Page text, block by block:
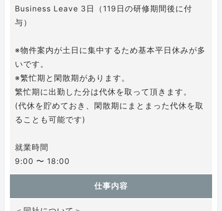
Business Leave 3日（119日の研修期間後に付
与）
※物件案内が土日に集中するため基本平日休みが多
いです。
※繁忙期と閑散期があります。
繁忙期に出勤した分は代休を取って頂きます。
(代休を貯めておき、閑散期にまとまった代休を取
ることも可能です)
就業時間
9:00 〜 18:00
仕事内容